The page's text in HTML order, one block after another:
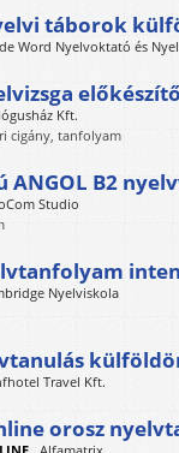
táborok
Word Nyelvoktató és
előkészítő
Kft.
cigány, tanfolyam
ANGOL B2
Studio
Nyelviskola
Travel Kft.
orosz